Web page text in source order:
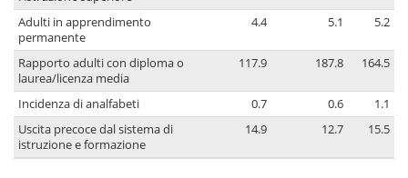
Adulti in apprendimento
permanente
4.4 5.1 5.2
Rapporto adulti con diploma o
laurea/licenza media
117.9 187.8 164.5
Incidenza di analfabeti 0.7 0.6
1.1
Uscita precoce dal sistema di
istruzione e formazione
14.9 12.7 15.5